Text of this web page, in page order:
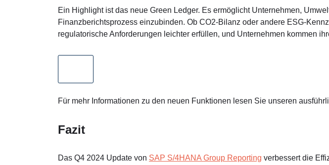
Ein Highlight ist das neue Green Ledger. Es ermöglicht Unternehmen,
Finanzberichtsprozess einzubinden. Ob CO2-Bilanz oder andere ESG-
regulatorische Anforderungen leichter erfüllen, und Unternehmen kommen
Für mehr Informationen zu den neuen Funktionen lesen Sie unseren
Fazit
Das Q4 2024 Update von SAP S/4HANA Group Reporting verbessert die